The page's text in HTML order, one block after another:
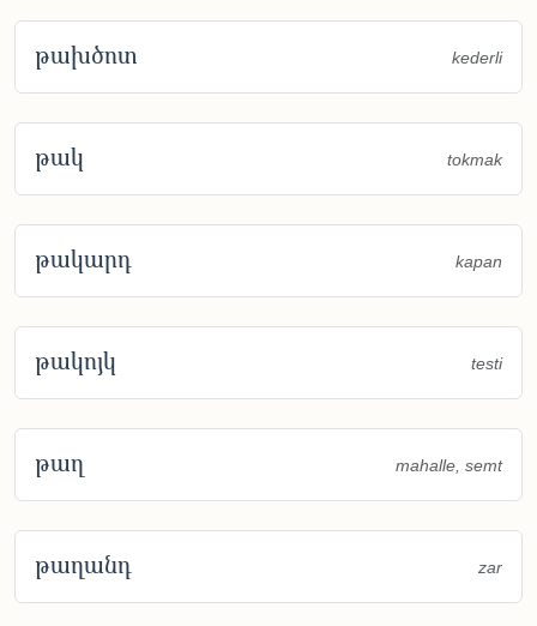
թախծոտ kederli
թակ tokmak
թակարդ kapan
թակոյկ testi
թաղ mahalle, semt
թաղանդ zar